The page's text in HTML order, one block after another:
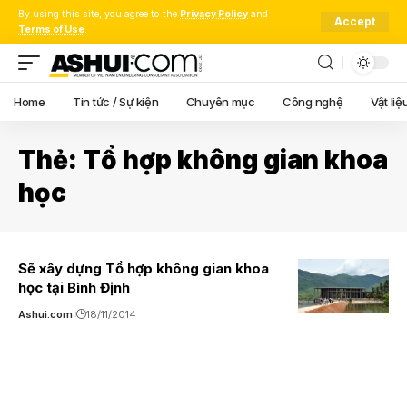
By using this site, you agree to the Privacy Policy and
Terms of Use.
Accept
Home Tin tức / Sự kiện Chuyên mục Công nghệ Vật
Thẻ: Tổ hợp không gian khoa
học
Sẽ xây dựng Tổ hợp không gian khoa
học tại Bình Định
Ashui.com 18/11/2014